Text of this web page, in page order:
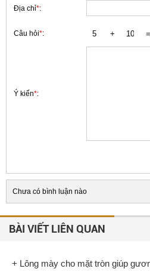
Địa chỉ*:
Câu hỏi*:
Ý kiến*:
Chưa có bình luận nào
BÀI VIẾT LIÊN QUAN
+ Lông mày cho mặt tròn giúp